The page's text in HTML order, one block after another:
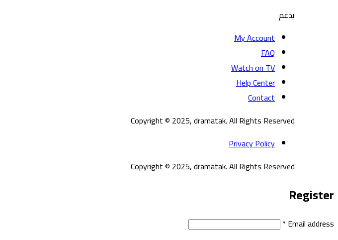
يدعم
My Account
FAQ
Watch on TV
Help Center
Contact
Copyright © 2025, dramatak. All Rights Reserved
Privacy Policy
Copyright © 2025, dramatak. All Rights Reserved
Register
Email address
*